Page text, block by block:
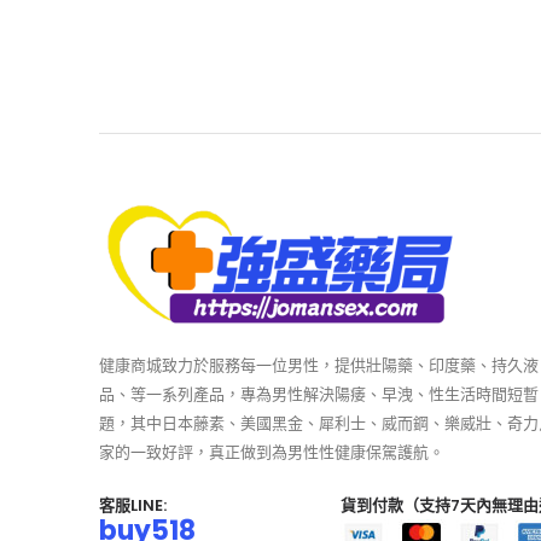
健康商城致力於服務每一位男性，提供壯陽藥、印度藥、持久
品、等一系列產品，專為男性解決陽痿、早洩、性生活時間短
題，其中日本藤素、美國黑金、犀利士、威而鋼、樂威壯、奇
家的一致好評，真正做到為男性性健康保駕護航。
客服LINE:
buy518
貨到付款（支持7天內無理